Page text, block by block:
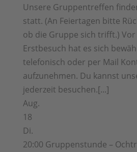
Unsere Gruppentreffen
statt. (An Feiertagen bitte
ob die Gruppe sich trifft.)
Erstbesuch hat es sich
telefonisch oder per Mail
aufzunehmen. Du kannst
jederzeit besuchen.[...]
Aug.
18
Di.
20:00 Gruppenstunde –